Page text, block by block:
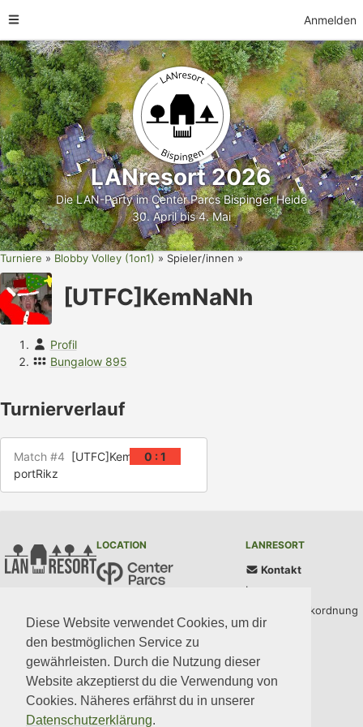
Diese Website verwendet Cookies, um dir
den bestmöglichen Service zu
gewährleisten. Durch die Nutzung dieser
Website akzeptierst du die Verwendung von
Cookies. Näheres erfährst du in unserer
Datenschutzerklärung.
Anmelden
LANresort 2026
Die LAN-Party im Center Parcs Bispinger Heide
30. April bis 4. Mai
Turniere Blobby Volley (1on1) Spieler/innen
[UTFC]KemNaNh
Profil
Bungalow 895
Turnierverlauf
Match #4 [UTFC]KemNaNh
0 : 1
portRikz
LOCATION
Töpinger Straße 69
29646 Bispingen
LANRESORT
Kontakt
Impressum
AGB und Parkordnung
Datenschutz
MEDIA